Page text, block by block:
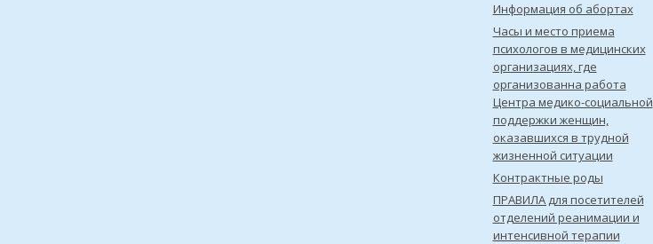
Информация об абортах
Часы и место приема
психологов в медицинских
организациях, где
организованна работа
Центра медико-социальной
поддержки женщин,
оказавшихся в трудной
жизненной ситуации
Контрактные роды
ПРАВИЛА для посетителей
отделений реанимации и
интенсивной терапии